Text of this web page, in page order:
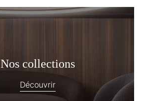
Nos collections
Découvrir